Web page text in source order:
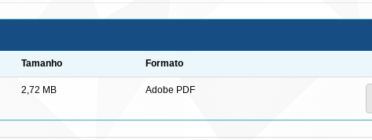
Tamanho Formato
2,72 MB Adobe PDF